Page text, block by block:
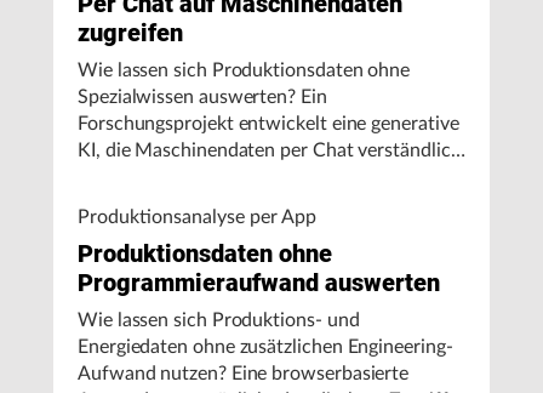
zugreifen
Wie lassen sich Produktionsdaten ohne
Spezialwissen auswerten? Ein
Forschungsprojekt entwickelt eine generative
KI, die Maschinendaten per Chat verständlich
Produktionsanalyse per App
Produktionsdaten ohne
Programmieraufwand auswerten
Wie lassen sich Produktions- und
Energiedaten ohne zusätzlichen Engineering-
Aufwand nutzen? Eine browserbasierte